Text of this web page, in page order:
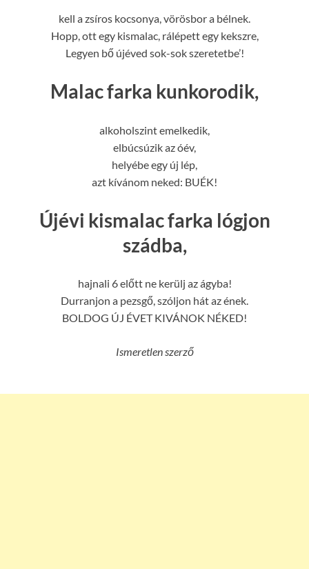
kell a zsíros kocsonya, vörösbor a bélnek.
Hopp, ott egy kismalac, rálépett egy kekszre,
Legyen bő újéved sok-sok szeretetbe’!
Malac farka kunkorodik,
alkoholszint emelkedik,
elbúcsúzik az óév,
helyébe egy új lép,
azt kívánom neked: BUÉK!
Újévi kismalac farka lógjon
szádba,
hajnali 6 előtt ne kerülj az ágyba!
Durranjon a pezsgő, szóljon hát az ének.
BOLDOG ÚJ ÉVET KIVÁNOK NÉKED!
Ismeretlen szerző